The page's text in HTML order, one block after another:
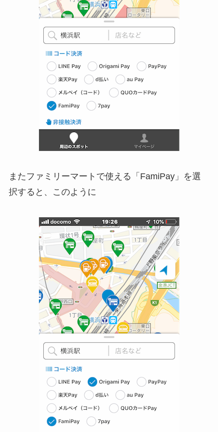
またファミリーマートで使える「FamiPay」を選
択すると、このように